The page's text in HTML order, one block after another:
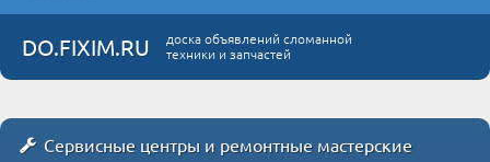
DO.FIXIM.RU
доска объявлений сломанной
техники и запчастей
Сервисные центры и ремонтные мастерские